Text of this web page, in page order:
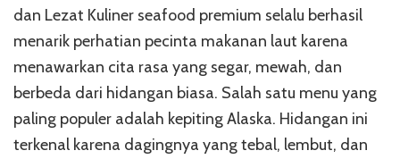
Premium:
Alaska
yang
dan
Lezat
dan Lezat Kuliner seafood premium selalu berhasil
menarik perhatian pecinta makanan laut karena
menawarkan cita rasa yang segar, mewah, dan
berbeda dari hidangan biasa. Salah satu menu yang
paling populer adalah kepiting Alaska. Hidangan ini
terkenal karena dagingnya yang tebal, lembut, dan